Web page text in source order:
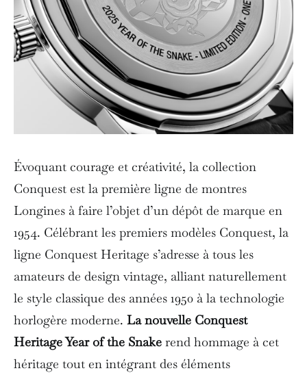
Évoquant courage et créativité, la collection
Conquest est la première ligne de montres
Longines à faire l’objet d’un dépôt de marque en
1954. Célébrant les premiers modèles Conquest, la
ligne Conquest Heritage s’adresse à tous les
amateurs de design vintage, alliant naturellement
le style classique des années 1950 à la technologie
horlogère moderne. La nouvelle Conquest
Heritage Year of the Snake rend hommage à cet
héritage tout en intégrant des éléments